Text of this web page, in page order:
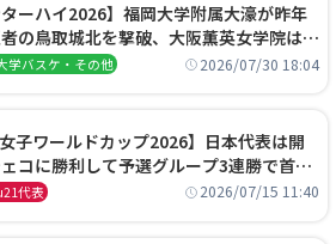
ターハイ2026】福岡大学附属大濠が昨年
の鳥取城北を撃破、大阪薫英女学院は岐
完勝、大会3日目試合結果
学バスケ・その他 2026/07/30 18:04
女子ワールドカップ2026】日本代表は開
コに勝利して予選グループ3連勝で首位
々決勝の相手はエジプトに決定
代表 2026/07/15 11:40